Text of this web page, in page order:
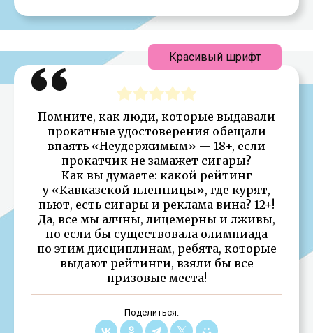
Помните, как люди, которые выдавали
прокатные удостоверения обещали
впаять «Неудержимым» — 18+, если
прокатчик не замажет сигары?
Как вы думаете: какой рейтинг
у «Кавказской пленницы», где курят,
пьют, есть сигары и реклама вина? 12+!
Да, все мы алчны, лицемерны и лживы,
но если бы существовала олимпиада
по этим дисциплинам, ребята, которые
выдают рейтинги, взяли бы все
призовые места!
Поделиться:
Красивый шрифт